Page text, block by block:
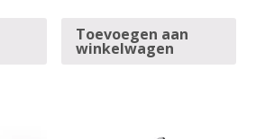
Toevoegen aan
winkelwagen